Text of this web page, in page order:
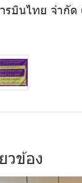
บินไทย จำกัด
วข้อง